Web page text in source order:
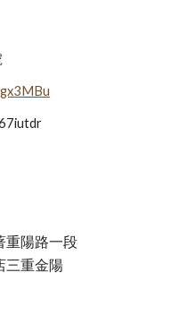
重陽路一段
三重金陽